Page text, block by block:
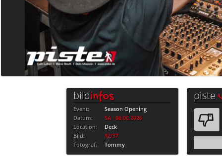
bildinfos
Event:
Season Opening
Datum:
SA · 06.06.2026
Location:
Deck
Bild:
12/37
Fotograf:
Tommy
piste